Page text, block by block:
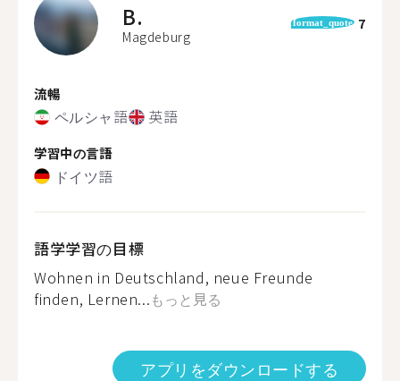
B.
Magdeburg
format_quote 7
流暢
ペルシャ語 英語
学習中の言語
ドイツ語
語学学習の目標
Wohnen in Deutschland, neue Freunde
finden, Lernen...もっと見る
アプリをダウンロードする